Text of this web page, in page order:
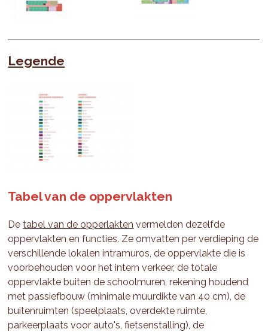
Legende
Tabel van de oppervlakten
Detabel van de opperlakten vermelden dezelfde
oppervlakten en functies. Ze omvatten per verdieping de
verschillende lokalen intramuros, de oppervlakte die is
voorbehouden voor het intern verkeer, de totale
oppervlakte buiten de schoolmuren, rekening houdend
met passiefbouw (minimale muurdikte van 40 cm), de
buitenruimten (speelplaats, overdekte ruimte,
parkeerplaats voor auto's, fietsenstalling), de